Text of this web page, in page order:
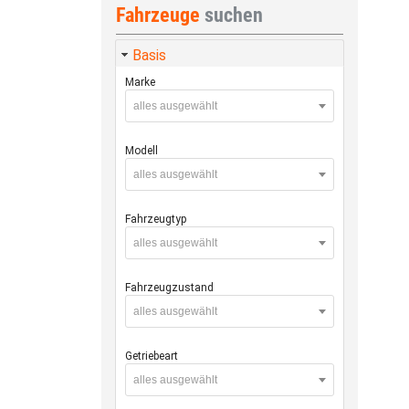
Fahrzeuge suchen
Basis
Marke
alles ausgewählt
Modell
alles ausgewählt
Fahrzeugtyp
alles ausgewählt
Fahrzeugzustand
alles ausgewählt
Getriebeart
alles ausgewählt